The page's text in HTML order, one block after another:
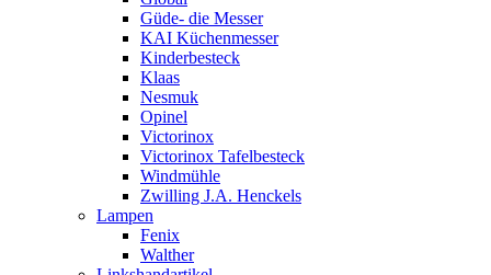
Güde- die Messer
KAI Küchenmesser
Kinderbesteck
Klaas
Nesmuk
Opinel
Victorinox
Victorinox Tafelbesteck
Windmühle
Zwilling J.A. Henckels
Lampen
Fenix
Walther